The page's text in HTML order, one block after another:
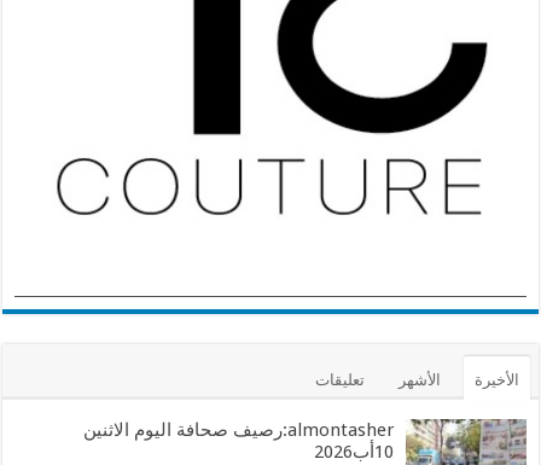
الأخيرة الأشهر تعليقات
almontasher:رصيف صحافة اليوم الاثنين
10أب2026